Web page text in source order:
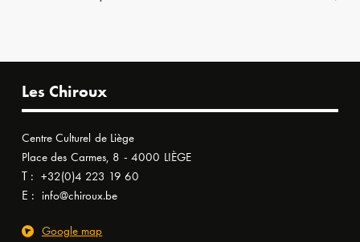
Les Chiroux
Centre Culturel de Liège
Place des Carmes, 8 - 4000 LIÈGE
T : +32(0)4 223 19 60
E : info@chiroux.be
Google map